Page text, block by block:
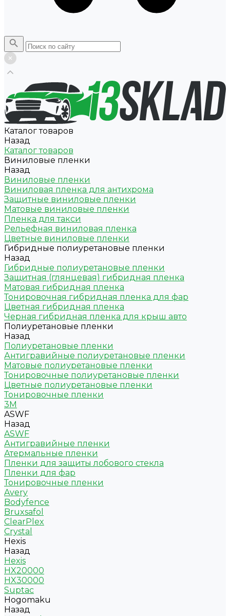
Каталог товаров
Назад
Каталог товаров
Виниловые пленки
Назад
Виниловые пленки
Виниловая пленка для антихрома
Защитные виниловые пленки
Матовые виниловые пленки
Пленка для такси
Рельефная виниловая пленка
Цветные виниловые пленки
Гибридные полиуретановые пленки
Назад
Гибридные полиуретановые пленки
Защитная (глянцевая) гибридная пленка
Матовая гибридная пленка
Тонировочная гибридная пленка для фар
Цветная гибридная пленка
Черная гибридная пленка для крыш авто
Полиуретановые пленки
Назад
Полиуретановые пленки
Антигравийные полиуретановые пленки
Матовые полиуретановые пленки
Тонировочные полиуретановые пленки
Цветные полиуретановые пленки
Тонировочные пленки
3M
ASWF
Назад
ASWF
Антигравийные пленки
Атермальные пленки
Пленки для защиты лобового стекла
Пленки для фар
Тонировочные пленки
Avery
Bodyfence
Bruxsafol
ClearPlex
Crystal
Hexis
Назад
Hexis
HX20000
HX30000
Suptac
Hogomaku
Назад